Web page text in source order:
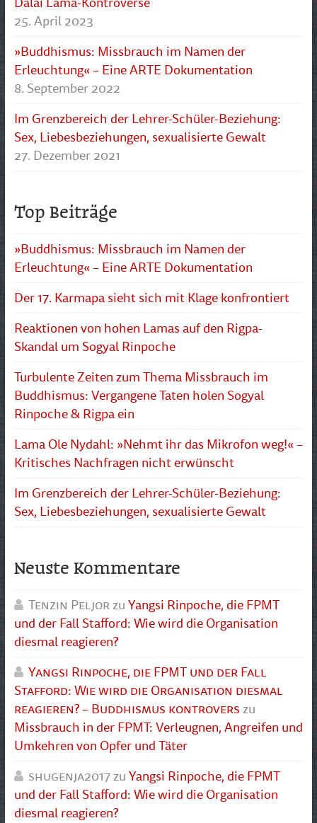
25. April 2023
»Buddhismus: Missbrauch im Namen der
Erleuchtung« – Eine ARTE Dokumentation
8. September 2022
Im Grenzbereich der Lehrer-Schüler-Beziehung:
Sex, Liebesbeziehungen, sexualisierte Gewalt
27. Dezember 2021
Top Beiträge
»Buddhismus: Missbrauch im Namen der
Erleuchtung« – Eine ARTE Dokumentation
Der 17. Karmapa sieht sich mit Klage konfrontiert
Reaktionen von hohen Lamas auf den Rigpa-
Skandal um Sogyal Rinpoche
Turbulente Zeiten zum Thema Missbrauch im
Buddhismus: Vergangene Taten holen Sogyal
Rinpoche & Rigpa ein
Lama Ole Nydahl: »Nehmt ihr das Mikrofon weg!« –
Kritisches Nachfragen nicht erwünscht
Im Grenzbereich der Lehrer-Schüler-Beziehung:
Sex, Liebesbeziehungen, sexualisierte Gewalt
Neuste Kommentare
Tenzin PeljorzuYangsi Rinpoche, die FPMT
und der Fall Stafford: Wie wird die Organisation
diesmal reagieren?
Yangsi Rinpoche, die FPMT und der Fall
Stafford: Wie wird die Organisation diesmal
reagieren? – Buddhismus kontrovers zu
Missbrauch in der FPMT: Verleugnen, Angreifen und
Umkehren von Opfer und Täter
shugenja2017zuYangsi Rinpoche, die FPMT
und der Fall Stafford: Wie wird die Organisation
diesmal reagieren?